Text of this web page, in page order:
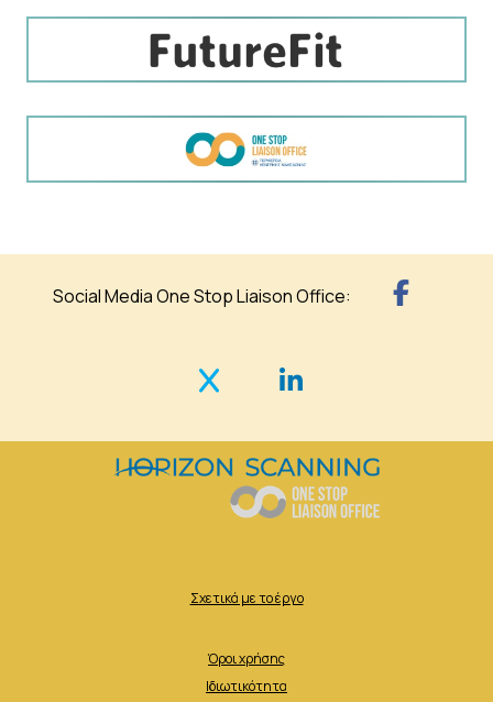
Social Media One Stop Liaison Office:
Σχετικά με το έργο
Όροι χρήσης
Ιδιωτικότητα